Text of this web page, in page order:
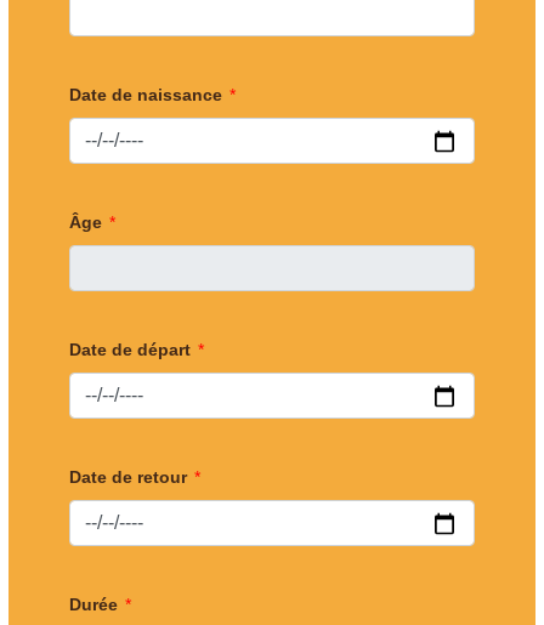
Date de naissance
Âge
Date de départ
Date de retour
Durée